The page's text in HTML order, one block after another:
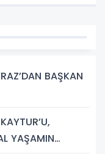
BAŞKAN
YAŞAMIN